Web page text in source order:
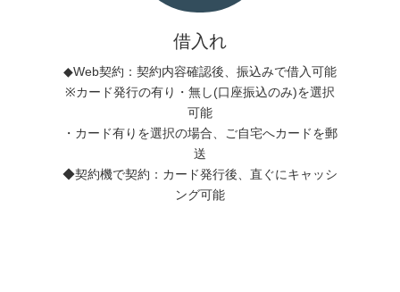
借入れ
◆Web契約：契約内容確認後、振込みで借入可能
※カード発行の有り・無し(口座振込のみ)を選択
可能
・カード有りを選択の場合、ご自宅へカードを郵
送
◆契約機で契約：カード発行後、直ぐにキャッシ
ング可能